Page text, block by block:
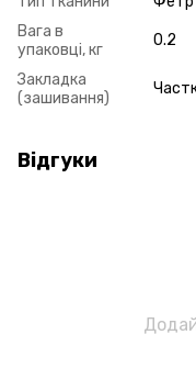
Вага в
упаковці, кг
0.2
Закладка
(зашивання)
Відгуки